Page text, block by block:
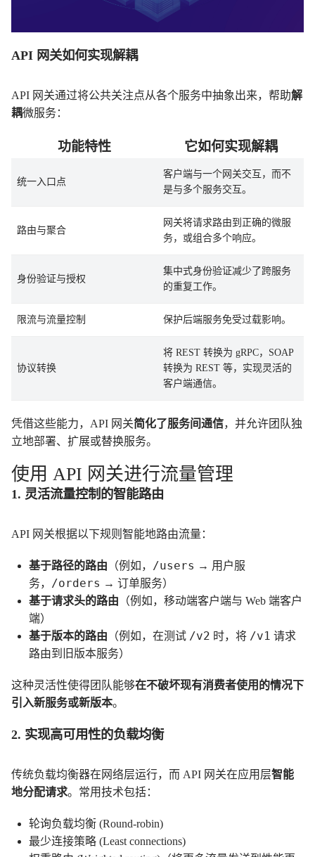
API 网关如何实现解耦
API 网关通过将公共关注点从各个服务中抽象出来，帮助解
耦微服务：
功能特性 它如何实现解耦
统一入口点
客户端与一个网关交互，而不
是与多个服务交互。
路由与聚合
网关将请求路由到正确的微服
务，或组合多个响应。
身份验证与授权
集中式身份验证减少了跨服务
的重复工作。
限流与流量控制 保护后端服务免受过载影响。
协议转换
将 REST 转换为 gRPC，SOAP
转换为 REST 等，实现灵活的
客户端通信。
凭借这些能力，API 网关简化了服务间通信，并允许团队独
立地部署、扩展或替换服务。
使用 API 网关进行流量管理
1. 灵活流量控制的智能路由
API 网关根据以下规则智能地路由流量：
基于路径的路由 （例如， /users → 用户服
务，
/orders → 订单服务）
基于请求头的路由 （例如，移动端客户端与 Web 端客户
端）
基于版本的路由 （例如，在测试 /v2 时，将 /v1 请求
路由到旧版本服务）
这种灵活性使得团队能够在不破坏现有消费者使用的情况下
引入新服务或新版本。
2. 实现高可用性的负载均衡
传统负载均衡器在网络层运行，而 API 网关在应用层智能
地分配请求。常用技术包括：
轮询负载均衡 (Round-robin)
最少连接策略 (Least connections)